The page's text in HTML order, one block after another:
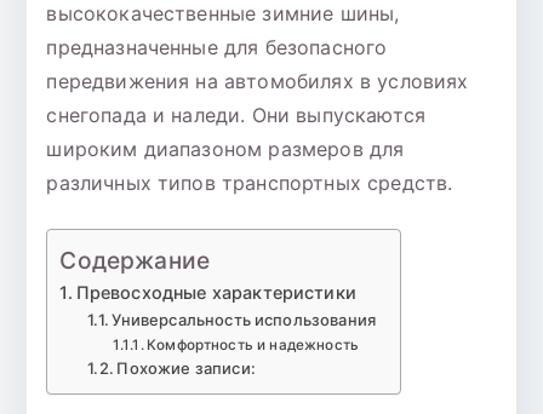
высококачественные зимние шины,
предназначенные для безопасного
передвижения на автомобилях в условиях
снегопада и наледи. Они выпускаются
широким диапазоном размеров для
различных типов транспортных средств.
Содержание
Превосходные характеристики
Универсальность использования
Комфортность и надежность
Похожие записи: